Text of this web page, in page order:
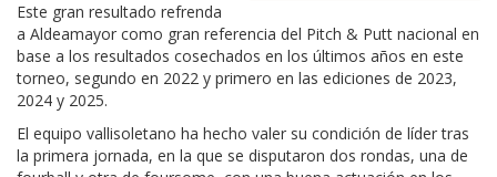
Este gran resultado refrenda
a Aldeamayor como gran referencia del Pitch & Putt nacional en
base a los resultados cosechados en los últimos años en este
torneo, segundo en 2022 y primero en las ediciones de 2023,
2024 y 2025.
El equipo vallisoletano ha hecho valer su condición de líder tras
la primera jornada, en la que se disputaron dos rondas, una de